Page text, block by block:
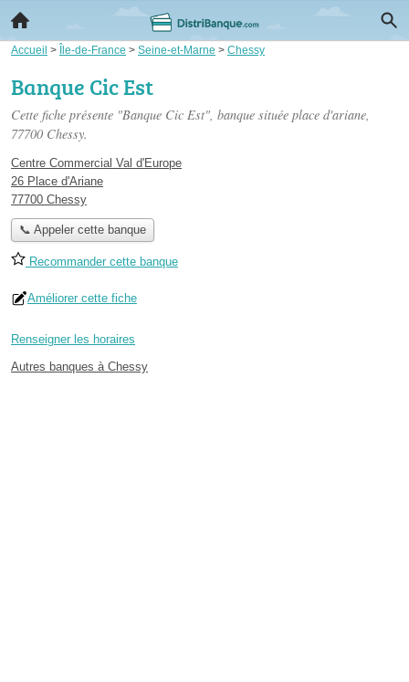
Accueil > Île-de-France > Seine-et-Marne > Chessy
Banque Cic Est
Cette fiche présente "Banque Cic Est", banque située place d'ariane,
77700 Chessy.
Centre Commercial Val d'Europe
26 Place d'Ariane
77700 Chessy
📞 Appeler cette banque
Recommander cette banque
Améliorer cette fiche
Renseigner les horaires
Autres banques à Chessy